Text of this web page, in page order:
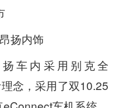
扬内饰
车内采用别克全
念，采用了双10.25